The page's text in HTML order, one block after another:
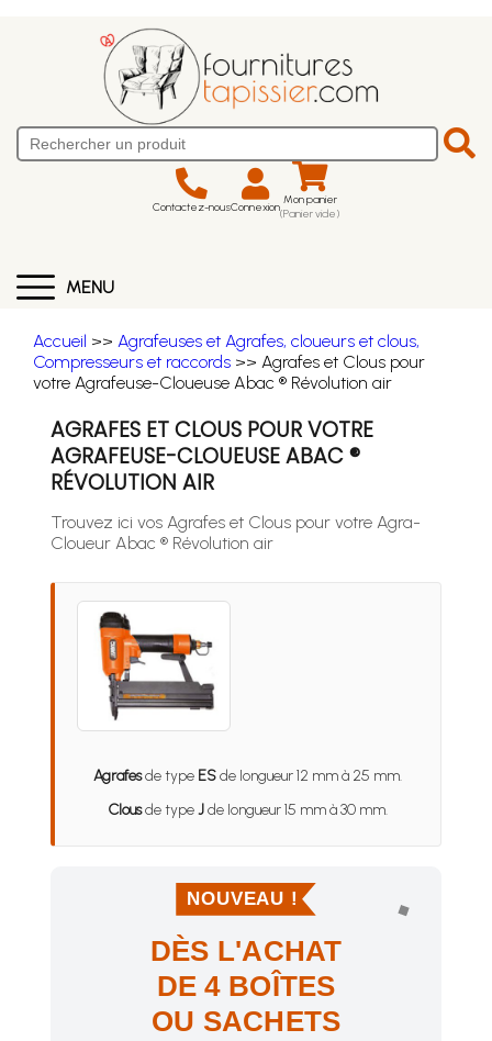
Contactez-nousConnexion Mon panier
(Panier vide)
MENU
Accueil >> Agrafeuses et Agrafes, cloueurs et clous,
Compresseurs et raccords >> Agrafes et Clous pour
votre Agrafeuse-Cloueuse Abac ® Révolution air
AGRAFES ET CLOUS POUR VOTRE
AGRAFEUSE-CLOUEUSE ABAC ®
RÉVOLUTION AIR
Trouvez ici vos Agrafes et Clous pour votre Agra-
Cloueur Abac ® Révolution air
Agrafesde type ESde longueur 12 mm à 25 mm.
Clousde typeJde longueur 15 mm à 30 mm.
NOUVEAU !
DÈS L'ACHAT
DE 4 BOÎTES
OU SACHETS